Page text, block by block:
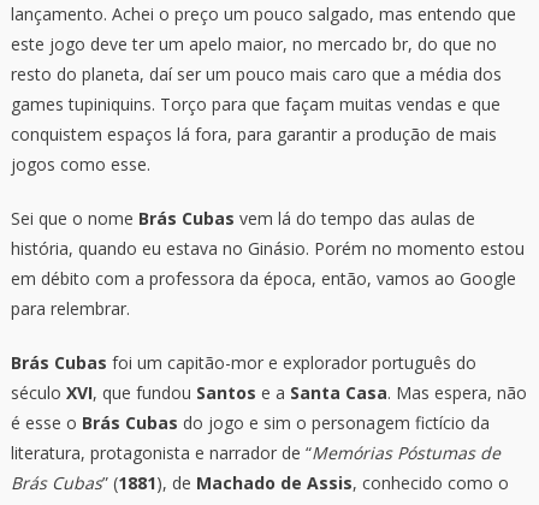
lançamento. Achei o preço um pouco salgado, mas entendo que
este jogo deve ter um apelo maior, no mercado br, do que no
resto do planeta, daí ser um pouco mais caro que a média dos
games tupiniquins. Torço para que façam muitas vendas e que
conquistem espaços lá fora, para garantir a produção de mais
jogos como esse.
Sei que o nome Brás Cubas vem lá do tempo das aulas de
história, quando eu estava no Ginásio. Porém no momento estou
em débito com a professora da época, então, vamos ao Google
para relembrar.
Brás Cubas foi um capitão-mor e explorador português do
século XVI, que fundou Santos e a Santa Casa. Mas espera, não
é esse o Brás Cubas do jogo e sim o personagem fictício da
literatura, protagonista e narrador de “Memórias Póstumas de
Brás Cubas” (1881), de Machado de Assis, conhecido como o